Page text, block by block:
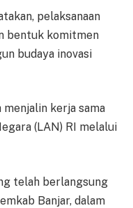
pelaksanaan
bentuk komitmen
budaya inovasi
menjalin kerja sama
(LAN) RI melalui
telah berlangsung
Banjar, dalam